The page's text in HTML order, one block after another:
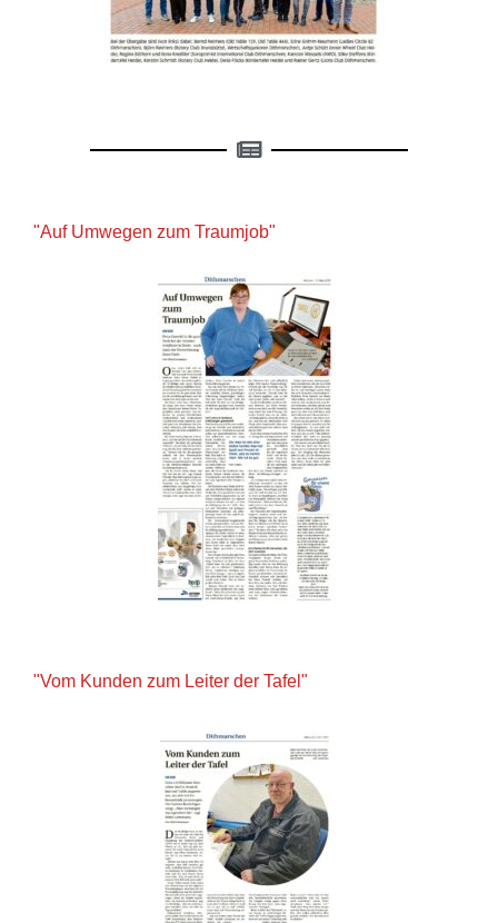
"Auf Umwegen zum Traumjob"
"Vom Kunden zum Leiter der Tafel"